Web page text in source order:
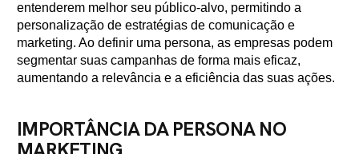
entenderem melhor seu público-alvo, permitindo a
personalização de estratégias de comunicação e
marketing. Ao definir uma persona, as empresas podem
segmentar suas campanhas de forma mais eficaz,
aumentando a relevância e a eficiência das suas ações.
IMPORTÂNCIA DA PERSONA NO